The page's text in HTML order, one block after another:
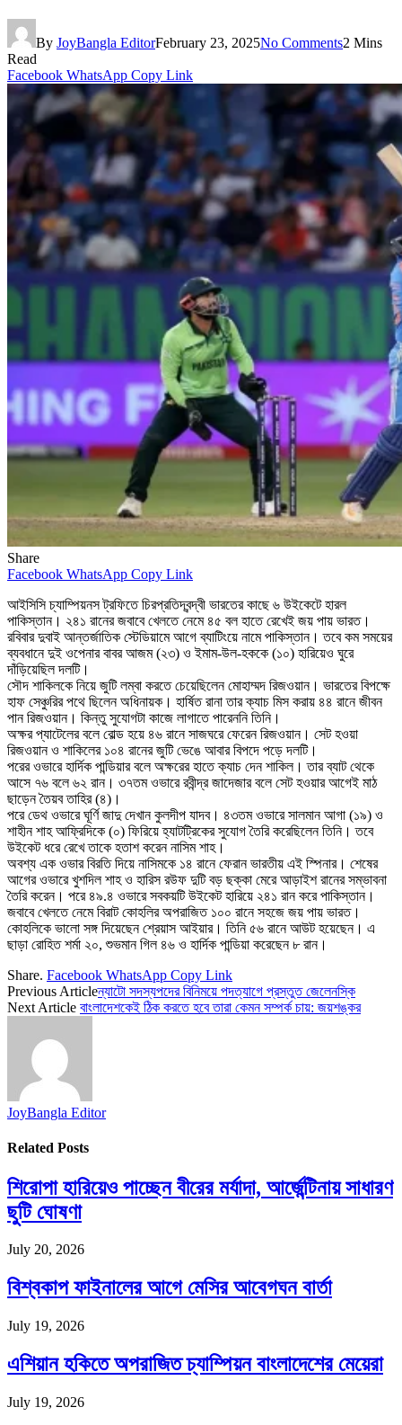
By JoyBangla EditorFebruary 23, 2025No Comments2 Mins
Read
Facebook WhatsApp Copy Link
Share
Facebook WhatsApp Copy Link
আইসিসি চ্যাম্পিয়নস ট্রফিতে চিরপ্রতিদ্বন্দ্বী ভারতের কাছে ৬ উইকেটে হারল
পাকিস্তান। ২৪১ রানের জবাবে খেলতে নেমে ৪৫ বল হাতে রেখেই জয় পায় ভারত।
রবিবার দুবাই আন্তর্জাতিক স্টেডিয়ামে আগে ব্যাটিংয়ে নামে পাকিস্তান। তবে কম সময়ের
ব্যবধানে দুই ওপেনার বাবর আজম (২৩) ও ইমাম-উল-হককে (১০) হারিয়েও ঘুরে
দাঁড়িয়েছিল দলটি।
সৌদ শাকিলকে নিয়ে জুটি লম্বা করতে চেয়েছিলেন মোহাম্মদ রিজওয়ান। ভারতের বিপক্ষে
হাফ সেঞ্চুরির পথে ছিলেন অধিনায়ক। হার্ষিত রানা তার ক্যাচ মিস করায় ৪৪ রানে জীবন
পান রিজওয়ান। কিন্তু সুযোগটা কাজে লাগাতে পারেননি তিনি।
অক্ষর প্যাটেলের বলে বোল্ড হয়ে ৪৬ রানে সাজঘরে ফেরেন রিজওয়ান। সেট হওয়া
রিজওয়ান ও শাকিলের ১০৪ রানের জুটি ভেঙে আবার বিপদে পড়ে দলটি।
পরের ওভারে হার্দিক পান্ডিয়ার বলে অক্ষরের হাতে ক্যাচ দেন শাকিল। তার ব্যাট থেকে
আসে ৭৬ বলে ৬২ রান। ৩৭তম ওভারে রবীন্দ্র জাদেজার বলে সেট হওয়ার আগেই মাঠ
ছাড়েন তৈয়ব তাহির (৪)।
পরে ডেথ ওভারে ঘূর্ণি জাদু দেখান কুলদীপ যাদব। ৪৩তম ওভারে সালমান আগা (১৯) ও
শাহীন শাহ আফ্রিদিকে (০) ফিরিয়ে হ্যাটট্রিকের সুযোগ তৈরি করেছিলেন তিনি। তবে
উইকেট ধরে রেখে তাকে হতাশ করেন নাসিম শাহ।
অবশ্য এক ওভার বিরতি দিয়ে নাসিমকে ১৪ রানে ফেরান ভারতীয় এই স্পিনার। শেষের
আগের ওভারে খুশদিল শাহ ও হারিস রউফ দুটি বড় ছক্কা মেরে আড়াইশ রানের সম্ভাবনা
তৈরি করেন। পরে ৪৯.৪ ওভারে সবকয়টি উইকেট হারিয়ে ২৪১ রান করে পাকিস্তান।
জবাবে খেলতে নেমে বিরাট কোহলির অপরাজিত ১০০ রানে সহজে জয় পায় ভারত।
কোহলিকে ভালো সঙ্গ দিয়েছেন শ্রেয়াস আইয়ার। তিনি ৫৬ রানে আউট হয়েছেন। এ
ছাড়া রোহিত শর্মা ২০, শুভমান গিল ৪৬ ও হার্দিক পান্ডিয়া করেছেন ৮ রান।
Share. Facebook WhatsApp Copy Link
Previous Articleন্যাটো সদস্যপদের বিনিময়ে পদত্যাগে প্রস্তুত জেলেনস্কি
Next Article বাংলাদেশকেই ঠিক করতে হবে তারা কেমন সম্পর্ক চায়: জয়শঙ্কর
JoyBangla Editor
Related Posts
শিরোপা হারিয়েও পাচ্ছেন বীরের মর্যাদা, আর্জেন্টিনায় সাধারণ
ছুটি ঘোষণা
July 20, 2026
বিশ্বকাপ ফাইনালের আগে মেসির আবেগঘন বার্তা
July 19, 2026
এশিয়ান হকিতে অপরাজিত চ্যাম্পিয়ন বাংলাদেশের মেয়েরা
July 19, 2026